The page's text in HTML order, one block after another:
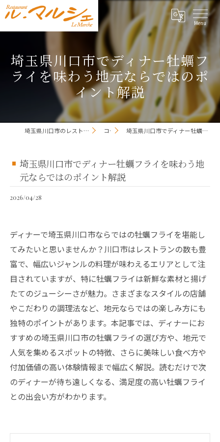
埼玉県川口市でディナー牡蠣フ
ライを味わう地元ならではのポ
イント解説
埼玉県川口市のレストランならレストラン ル・マルシェ コラム 埼玉県川口市でディナー牡蠣フライを味わう地元ならではのポイント解説
埼玉県川口市でディナー牡蠣フライを味わう地
元ならではのポイント解説
2026/04/28
ディナーで埼玉県川口市ならではの牡蠣フライを堪能し
てみたいと思いませんか？川口市はレストランの数も豊
富で、幅広いジャンルの料理が味わえるエリアとして注
目されていますが、特に牡蠣フライは新鮮な素材と揚げ
たてのジューシーさが魅力。さまざまなスタイルの店舗
やこだわりの調理法など、地元ならではの楽しみ方にも
独特のポイントがあります。本記事では、ディナーにお
すすめの埼玉県川口市の牡蠣フライの選び方や、地元で
人気を集めるスポットの特徴、さらに美味しい食べ方や
付加価値の高い体験情報まで幅広く解説。読むだけで次
のディナーが待ち遠しくなる、満足度の高い牡蠣フライ
との出会い方がわかります。